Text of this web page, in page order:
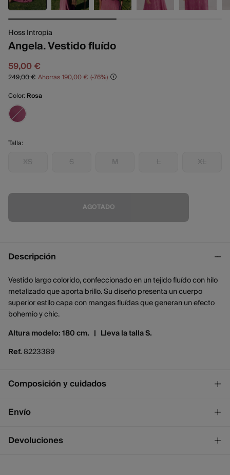
Hoss Intropia
Angela. Vestido fluído
59,00 €
249,00 €Ahorras190,00 € 76
Color: Rosa
Talla:
XS S M L XL
AGOTADO
Descripción
Vestido largo colorido, confeccionado en un tejido fluído con hilo
metalizado que aporta brillo. Su diseño presenta un cuerpo
superior estilo capa con mangas fluídas que generan un efecto
bohemio y chic.
Altura modelo: 180 cm. | Lleva la talla S.
Ref.8223389
Composición y cuidados
Composición
Cuidados
Envío
Envío a tienda
¡GRATIS!
Devoluciones